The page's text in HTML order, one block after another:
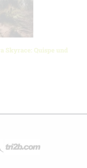
Skyrace: Quispe und